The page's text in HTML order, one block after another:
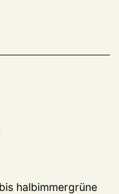
halbimmergrüne